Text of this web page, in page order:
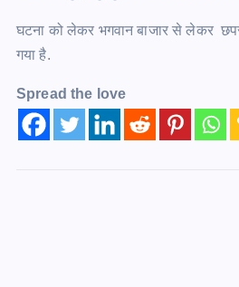
घटना को लेकर भगवान बाजार से लेकर
गया है.
Spread the love